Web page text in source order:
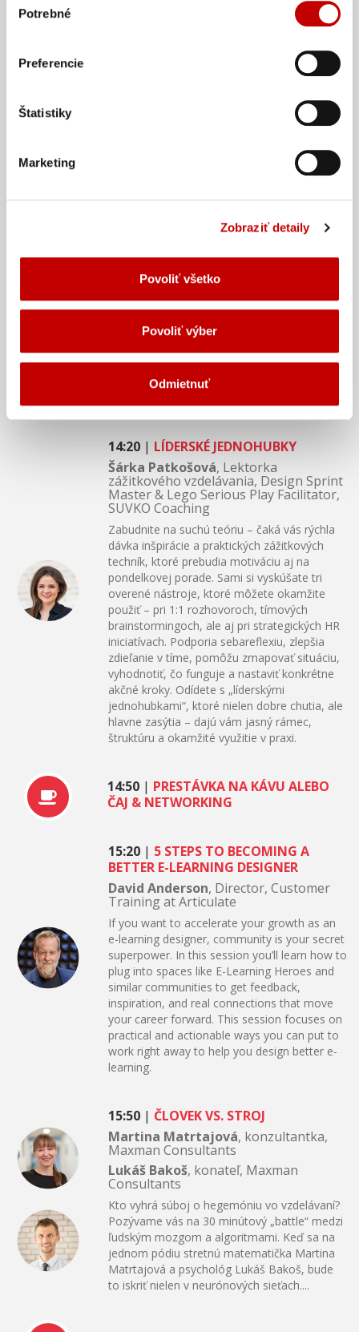
súhlasu
Potrebné
Preferencie
Štatistiky
Marketing
Zobraziť detaily
Povoliť všetko
Povoliť výber
Odmietnuť
Lenovo, both locally in the EMEA region and
PRESTÁVKA NA POHODOVÝ
Maxim Strashun, Learning and
& Services Group, Lenovo
Ako sa budú ľudia učiť v budúcnosti? Ako sa
na to môžeme pripraviť, aby sme im s tým
vôbec my, kto im bude pomáhať? O tomto sa
budeme baviť „pri ohníčku“ so špičkami v
odbore firemného vzdelávania. Moderátormi
diskusie budú Elena Urbanová a Matúš
14:20 | LÍDERSKÉ JEDNOHUBKY
Šárka Patkošová, Lektorka
zážitkového vzdelávania, Design Sprint
Master & Lego Serious Play Facilitator,
SUVKO Coaching
Zabudnite na suchú teóriu – čaká vás rýchla
dávka inšpirácie a praktických zážitkových
techník, ktoré prebudia motiváciu aj na
pondelkovej porade. Sami si vyskúšate tri
overené nástroje, ktoré môžete okamžite
použiť – pri 1:1 rozhovoroch, tímových
brainstormingoch, ale aj pri strategických HR
iniciatívach. Podporia sebareflexiu, zlepšia
zdieľanie v tíme, pomôžu zmapovať situáciu,
vyhodnotiť, čo funguje a nastaviť konkrétne
akčné kroky. Odídete s „líderskými
jednohubkami“, ktoré nielen dobre chutia, ale
hlavne zasýtia – dajú vám jasný rámec,
štruktúru a okamžité využitie v praxi.
14:50 | PRESTÁVKA NA KÁVU ALEBO
ČAJ & NETWORKING
15:20 | 5 STEPS TO BECOMING A
BETTER E-LEARNING DESIGNER
David Anderson, Director, Customer
Training at Articulate
If you want to accelerate your growth as an
e-learning designer, community is your secret
superpower. In this session you’ll learn how to
plug into spaces like E-Learning Heroes and
similar communities to get feedback,
inspiration, and real connections that move
your career forward. This session focuses on
practical and actionable ways you can put to
work right away to help you design better e-
learning.
15:50 | ČLOVEK VS. STROJ
Martina Matrtajová, konzultantka,
Maxman Consultants
Lukáš Bakoš, konateľ, Maxman
Consultants
Kto vyhrá súboj o hegemóniu vo vzdelávaní?
Pozývame vás na 30 minútový „battle“ medzi
ľudským mozgom a algoritmami. Keď sa na
jednom pódiu stretnú matematička Martina
Matrtajová a psychológ Lukáš Bakoš, bude
to iskriť nielen v neurónových sieťach....